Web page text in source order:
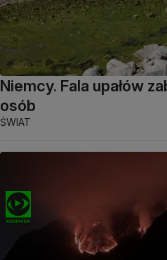
Niemcy. Fala upałów
osób
ŚWIAT